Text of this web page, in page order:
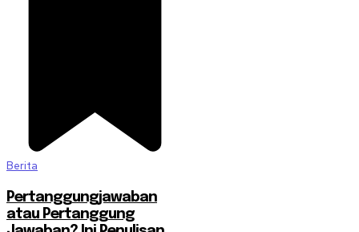
Berita
Pertanggungjawaban
atau Pertanggung